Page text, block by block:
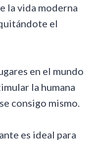
la vida moderna
el
en el mundo
la humana
consigo mismo.
es ideal para